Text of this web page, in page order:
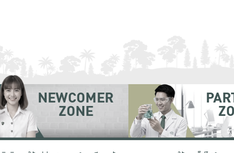
NEWCOMER
ZONE